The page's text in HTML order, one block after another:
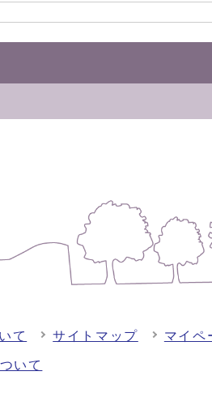
て サイトマップ マイペ
いて